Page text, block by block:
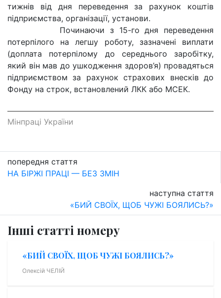
тижнів від дня переведення за рахунок коштів
підприємства, організації, установи.
Починаючи з 15-го дня переведення
потерпілого на легшу роботу, зазначені виплати
(доплата потерпілому до середнього заробітку,
який він мав до ушкодження здоров’я) провадяться
підприємством за рахунок страхових внесків до
Фонду на строк, встановлений ЛКК або МСЕК.
Мінпраці України
попередня стаття
НА БІРЖІ ПРАЦІ — БЕЗ ЗМІН
наступна стаття
«БИЙ СВОЇХ, ЩОБ ЧУЖІ БОЯЛИСЬ?»
Інші статті номеру
«БИЙ СВОЇХ, ЩОБ ЧУЖІ БОЯЛИСЬ?»
Олексій ЧЕЛІЙ